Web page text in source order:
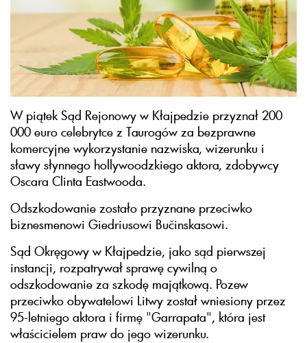
W piątek Sąd Rejonowy w Kłajpedzie przyznał 200
000 euro celebrytce z Taurogów za bezprawne
komercyjne wykorzystanie nazwiska, wizerunku i
sławy słynnego hollywoodzkiego aktora, zdobywcy
Oscara Clinta Eastwooda.
Odszkodowanie zostało przyznane przeciwko
biznesmenowi Giedriusowi Bučinskasowi.
Sąd Okręgowy w Kłajpedzie, jako sąd pierwszej
instancji, rozpatrywał sprawę cywilną o
odszkodowanie za szkodę majątkową. Pozew
przeciwko obywatelowi Litwy został wniesiony przez
95-letniego aktora i firmę "Garrapata", która jest
właścicielem praw do jego wizerunku.